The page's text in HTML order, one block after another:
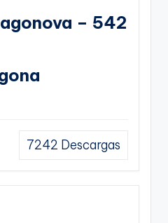
– 542
7242 Descargas